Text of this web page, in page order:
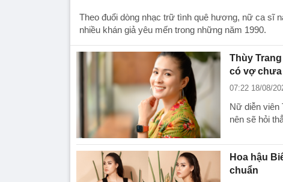
Theo đuổi dòng nhạc trữ tình quê hương, nữ ca sĩ
nhiều khán giả yêu mến trong những năm 1990.
Thùy
có vợ chưa
07:22 18/08/
Nữ diễn viên
nên sẽ hỏi
Hoa hậu
chuẩn